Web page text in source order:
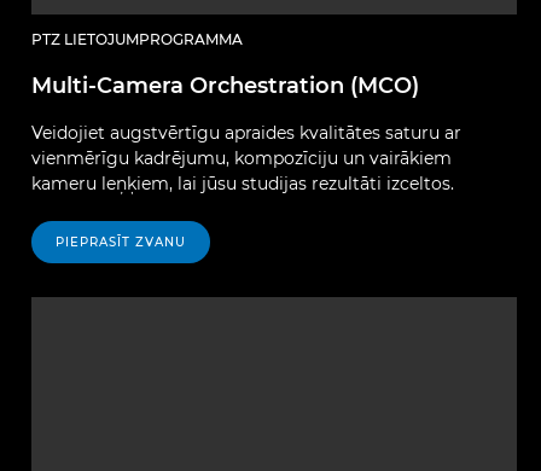
PTZ LIETOJUMPROGRAMMA
Multi-Camera Orchestration (MCO)
Veidojiet augstvērtīgu apraides kvalitātes saturu ar
vienmērīgu kadrējumu, kompozīciju un vairākiem
kameru leņķiem, lai jūsu studijas rezultāti izceltos.
PIEPRASĪT ZVANU